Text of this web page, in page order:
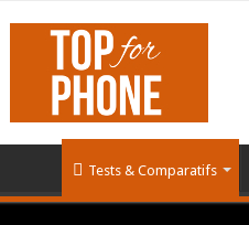
Tests & Comparatifs